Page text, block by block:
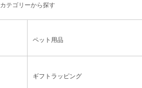
カテゴリーから探す
ペット用品
ギフトラッピング